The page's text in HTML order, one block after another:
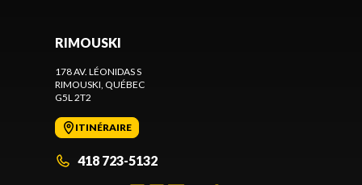
RIMOUSKI
178 AV. LÉONIDAS S
RIMOUSKI , QUÉBEC
G5L 2T2
ITINÉRAIRE
418 723-5132